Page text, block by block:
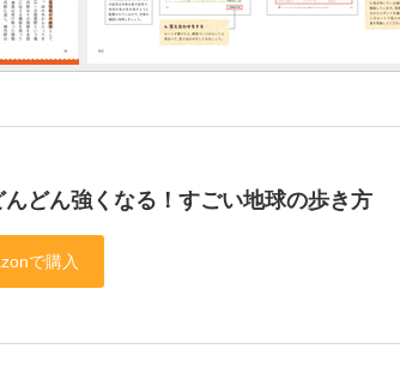
んどん強くなる！すごい地球の歩き方